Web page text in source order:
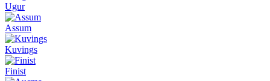
Ugur
Assum
Kuvings
Finist